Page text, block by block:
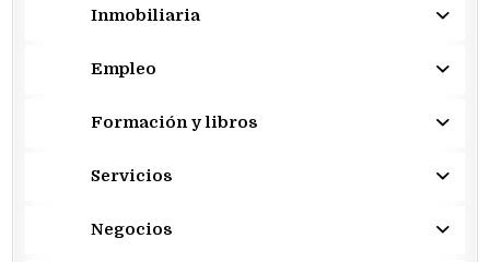
Inmobiliaria
Empleo
Formación y libros
Servicios
Negocios